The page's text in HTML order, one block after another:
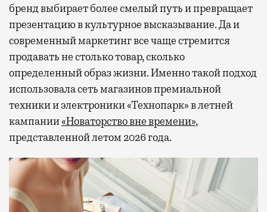
бренд выбирает более смелый путь и превращает
презентацию в культурное высказывание. Да и
современный маркетинг все чаще стремится
продавать не столько товар, сколько
определенный образ жизни. Именно такой подход
использовала сеть магазинов премиальной
техники и электроники «Технопарк» в летней
кампании«Новаторство вне времени»,
представленной летом 2026 года.